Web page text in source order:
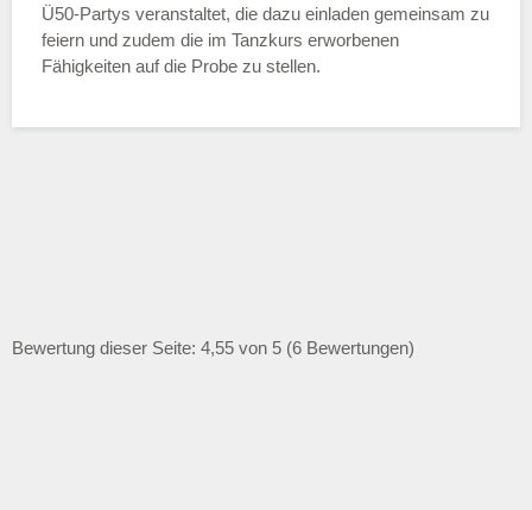
Ü50-Partys veranstaltet, die dazu einladen gemeinsam zu
feiern und zudem die im Tanzkurs erworbenen
Fähigkeiten auf die Probe zu stellen.
Bewertung dieser Seite: 4,55 von 5 (6 Bewertungen)